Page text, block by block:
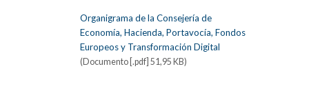
Organigrama de la Consejería de
Economía, Hacienda, Portavocía, Fondos
Europeos y Transformación Digital
(Documento [.pdf] 51,95 KB)